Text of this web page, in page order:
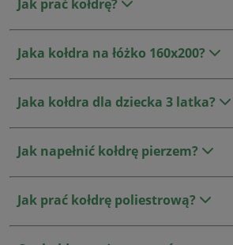
Jak prać kołdrę?
Jaka kołdra na łóżko 160x200?
Jaka kołdra dla dziecka 3 latka?
Jak napełnić kołdrę pierzem?
Jak prać kołdrę poliestrową?